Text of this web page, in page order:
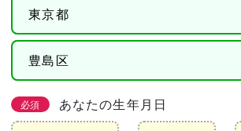
必須 あなたの生年月日